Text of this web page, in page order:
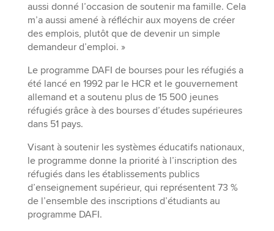
aussi donné l’occasion de soutenir ma famille. Cela
m’a aussi amené à réfléchir aux moyens de créer
des emplois, plutôt que de devenir un simple
demandeur d’emploi. »
Le programme DAFI de bourses pour les réfugiés a
été lancé en 1992 par le HCR et le gouvernement
allemand et a soutenu plus de 15 500 jeunes
réfugiés grâce à des bourses d’études supérieures
dans 51 pays.
Visant à soutenir les systèmes éducatifs nationaux,
le programme donne la priorité à l’inscription des
réfugiés dans les établissements publics
d’enseignement supérieur, qui représentent 73 %
de l’ensemble des inscriptions d’étudiants au
programme DAFI.